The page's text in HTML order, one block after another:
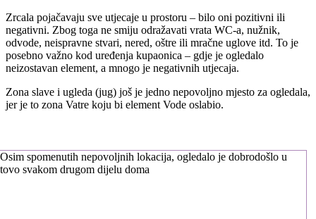
Zrcala pojačavaju sve utjecaje u prostoru – bilo oni pozitivni ili
negativni. Zbog toga ne smiju odražavati vrata WC-a, nužnik,
odvode, neispravne stvari, nered, oštre ili mračne uglove itd. To je
posebno važno kod uređenja kupaonica – gdje je ogledalo
neizostavan element, a mnogo je negativnih utjecaja.
Zona slave i ugleda (jug) još je jedno nepovoljno mjesto za ogledala,
jer je to zona Vatre koju bi element Vode oslabio.